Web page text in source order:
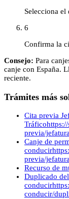
Selecciona
6
Confirma la
Consejo: Para
canje con España.
reciente.
Trámites más
Cita previa
Tráfico
previa/
Canje de
conducir
previa/
Recurso de
Duplicado
conducir
conducir/